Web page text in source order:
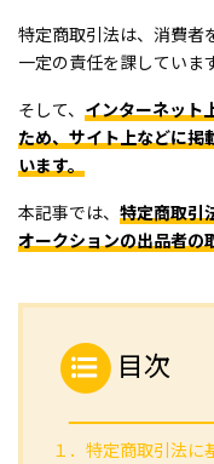
特定商取引法は、消費者
一定の責任を課していま
そして、 インターネット
ため、サイト上などに掲
います。
本記事では、 特定商取引
オークションの出品者の
目次
１．特定商取引法に